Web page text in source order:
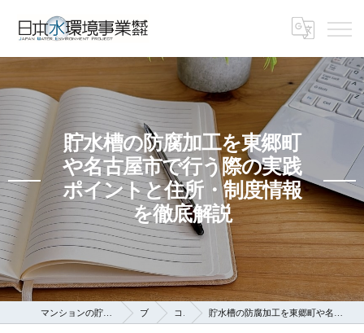
貯水槽の防腐加工を東郷町
や名古屋市で行う際の実践
ポイントと住所・制度情報
を徹底解説
ブログ コラム 貯水槽の防腐加工を東郷町や名古屋市で行う際の実践ポイントと住所・制度情報を徹底解説